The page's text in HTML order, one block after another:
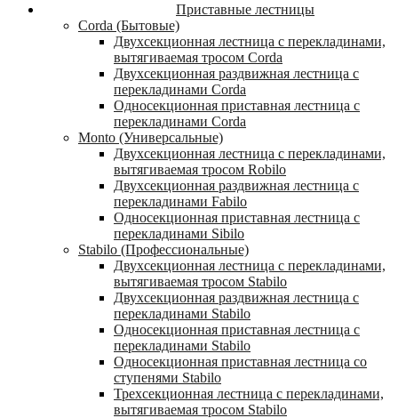
Приставные лестницы
Corda (Бытовые)
Двухсекционная лестница с перекладинами,
вытягиваемая тросом Corda
Двухсекционная раздвижная лестница с
перекладинами Corda
Односекционная приставная лестница с
перекладинами Corda
Monto (Универсальные)
Двухсекционная лестница с перекладинами,
вытягиваемая тросом Robilo
Двухсекционная раздвижная лестница с
перекладинами Fabilo
Односекционная приставная лестница с
перекладинами Sibilo
Stabilo (Профессиональные)
Двухсекционная лестница с перекладинами,
вытягиваемая тросом Stabilo
Двухсекционная раздвижная лестница с
перекладинами Stabilo
Односекционная приставная лестница с
перекладинами Stabilo
Односекционная приставная лестница со
ступенями Stabilo
Трехсекционная лестница с перекладинами,
вытягиваемая тросом Stabilo